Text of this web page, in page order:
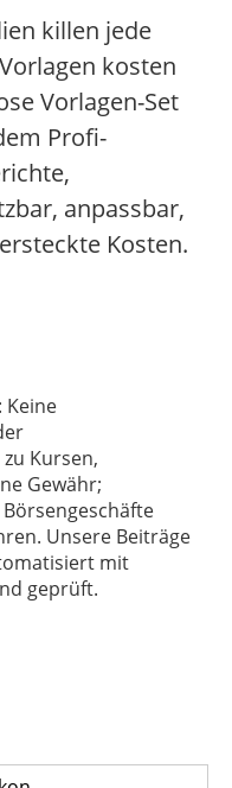
killen jede
kosten
Vorlagen-Set
Profi-
anpassbar,
Kosten.
Keine
Kursen,
Gewähr;
Unsere Beiträge
mit
geprüft.